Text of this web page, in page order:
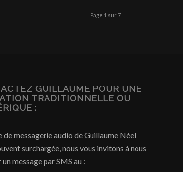
Page 1 sur 7
GUILLAUME POUR UNE
TRADITIONNELLE OU
:
de messagerie audio de Guillaume Néel
surchargée, nous vous invitons à nous
message par SMS au :